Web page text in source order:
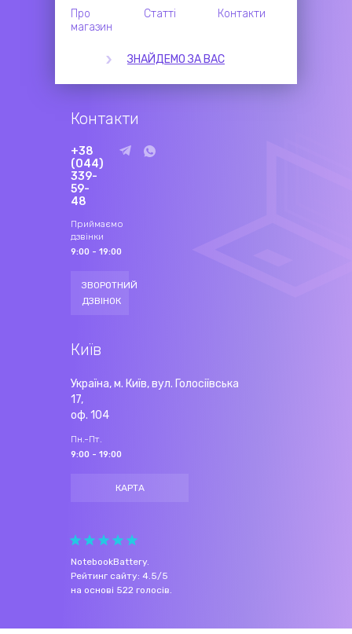
Про
магазин
Статті Контакти
ЗНАЙДЕМО ЗА ВАС
Контакти
+38
(044)
339-
59-
48
Приймаємо
дзвінки
9:00 - 19:00
ЗВОРОТНИЙ
ДЗВІНОК
Київ
Україна, м. Київ, вул. Голосіївська
17,
оф. 104
Пн.-Пт.
9:00 - 19:00
КАРТА
NotebookBattery.
Рейтинг сайту: 4.5/5
на основі 522 голосів.